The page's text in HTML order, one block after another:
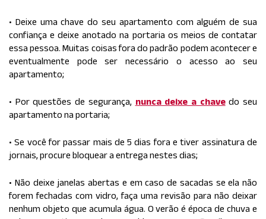
• Deixe uma chave do seu apartamento com alguém de sua
confiança e deixe anotado na portaria os meios de contatar
essa pessoa. Muitas coisas fora do padrão podem acontecer e
eventualmente pode ser necessário o acesso ao seu
apartamento;
• Por questões de segurança, nunca deixe a chavedo seu
apartamento na portaria;
• Se você for passar mais de 5 dias fora e tiver assinatura de
jornais, procure bloquear a entrega nestes dias;
• Não deixe janelas abertas e em caso de sacadas se ela não
forem fechadas com vidro, faça uma revisão para não deixar
nenhum objeto que acumula água. O verão é época de chuva e